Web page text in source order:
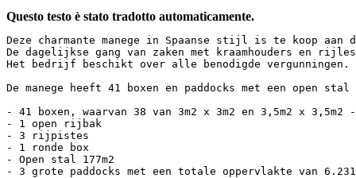
Questo testo è stato tradotto automaticamente.
Deze charmante manege in Spaanse stijl is te koop
De dagelijkse gang van zaken met kraamhouders en
Het bedrijf beschikt over alle benodigde vergunningen.
De manege heeft 41 boxen en paddocks met een open
- 41 boxen, waarvan 38 van 3m2 x 3m2 en 3,5m2 x
- 1 open rijbak
- 3 rijpistes
- 1 ronde box
- Open stal 177m2
- 3 grote paddocks met een totale oppervlakte van